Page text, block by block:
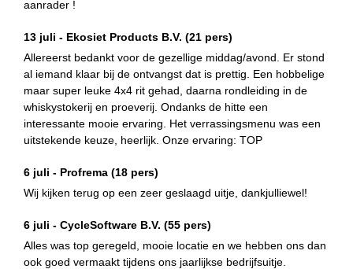
aanrader !
13 juli - Ekosiet Products B.V. (21 pers)
Allereerst bedankt voor de gezellige middag/avond. Er stond
al iemand klaar bij de ontvangst dat is prettig. Een hobbelige
maar super leuke 4x4 rit gehad, daarna rondleiding in de
whiskystokerij en proeverij. Ondanks de hitte een
interessante mooie ervaring. Het verrassingsmenu was een
uitstekende keuze, heerlijk. Onze ervaring: TOP
6 juli - Profrema (18 pers)
Wij kijken terug op een zeer geslaagd uitje, dankjulliewel!
6 juli - CycleSoftware B.V. (55 pers)
Alles was top geregeld, mooie locatie en we hebben ons dan
ook goed vermaakt tijdens ons jaarlijkse bedrijfsuitje.